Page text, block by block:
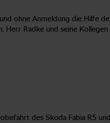
ohne Anmeldung die Hilfe
Radke und seine
des Skoda Fabia R5